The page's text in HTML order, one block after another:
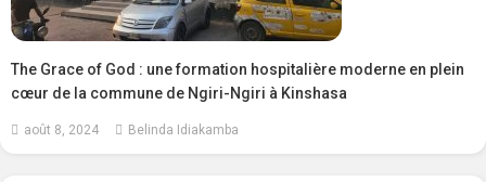
The Grace of God : une formation hospitalière moderne en plein
cœur de la commune de Ngiri-Ngiri à Kinshasa
août 8, 2024 Belinda Idiakamba